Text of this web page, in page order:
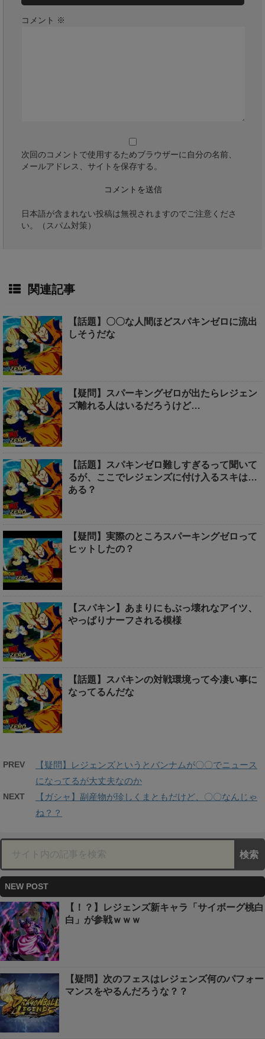
コメント ※
次回のコメントで使用するためブラウザーに自分の名前、
メールアドレス、サイトを保存する。
日本語が含まれない投稿は無視されますのでご注意くださ
い。（スパム対策）
関連記事
【話題】〇〇な人間ほどスパキンゼロに流出
しそうだな
【疑問】スパーキングゼロが出たらレジェン
ズ離れる人はいるだろうけど…
【話題】スパキンゼロ難しすぎるって聞いて
るが、ここでレジェンズに付け入るスキは…
ある？
【疑問】実際のところスパーキングゼロって
ヒットしたの？
【スパキン】あまりにもぶっ壊れなアイツ、
やっぱりナーフされる模様
【話題】スパキンの対戦環境って今凄い事に
なってるんだな
PREV
【疑問】レジェンズというとバンナムが〇〇でニュース
になってるが大丈夫なのか
NEXT
【ガシャ】副産物が珍しくまともだけど、〇〇なんじゃ
ね？？
NEW POST
【！？】レジェンズ新キャラ「サイボーグ桃白
白」が参戦ｗｗｗ
【疑問】次のフェスはレジェンズ何のパフォー
マンスをやるんだろうな？？